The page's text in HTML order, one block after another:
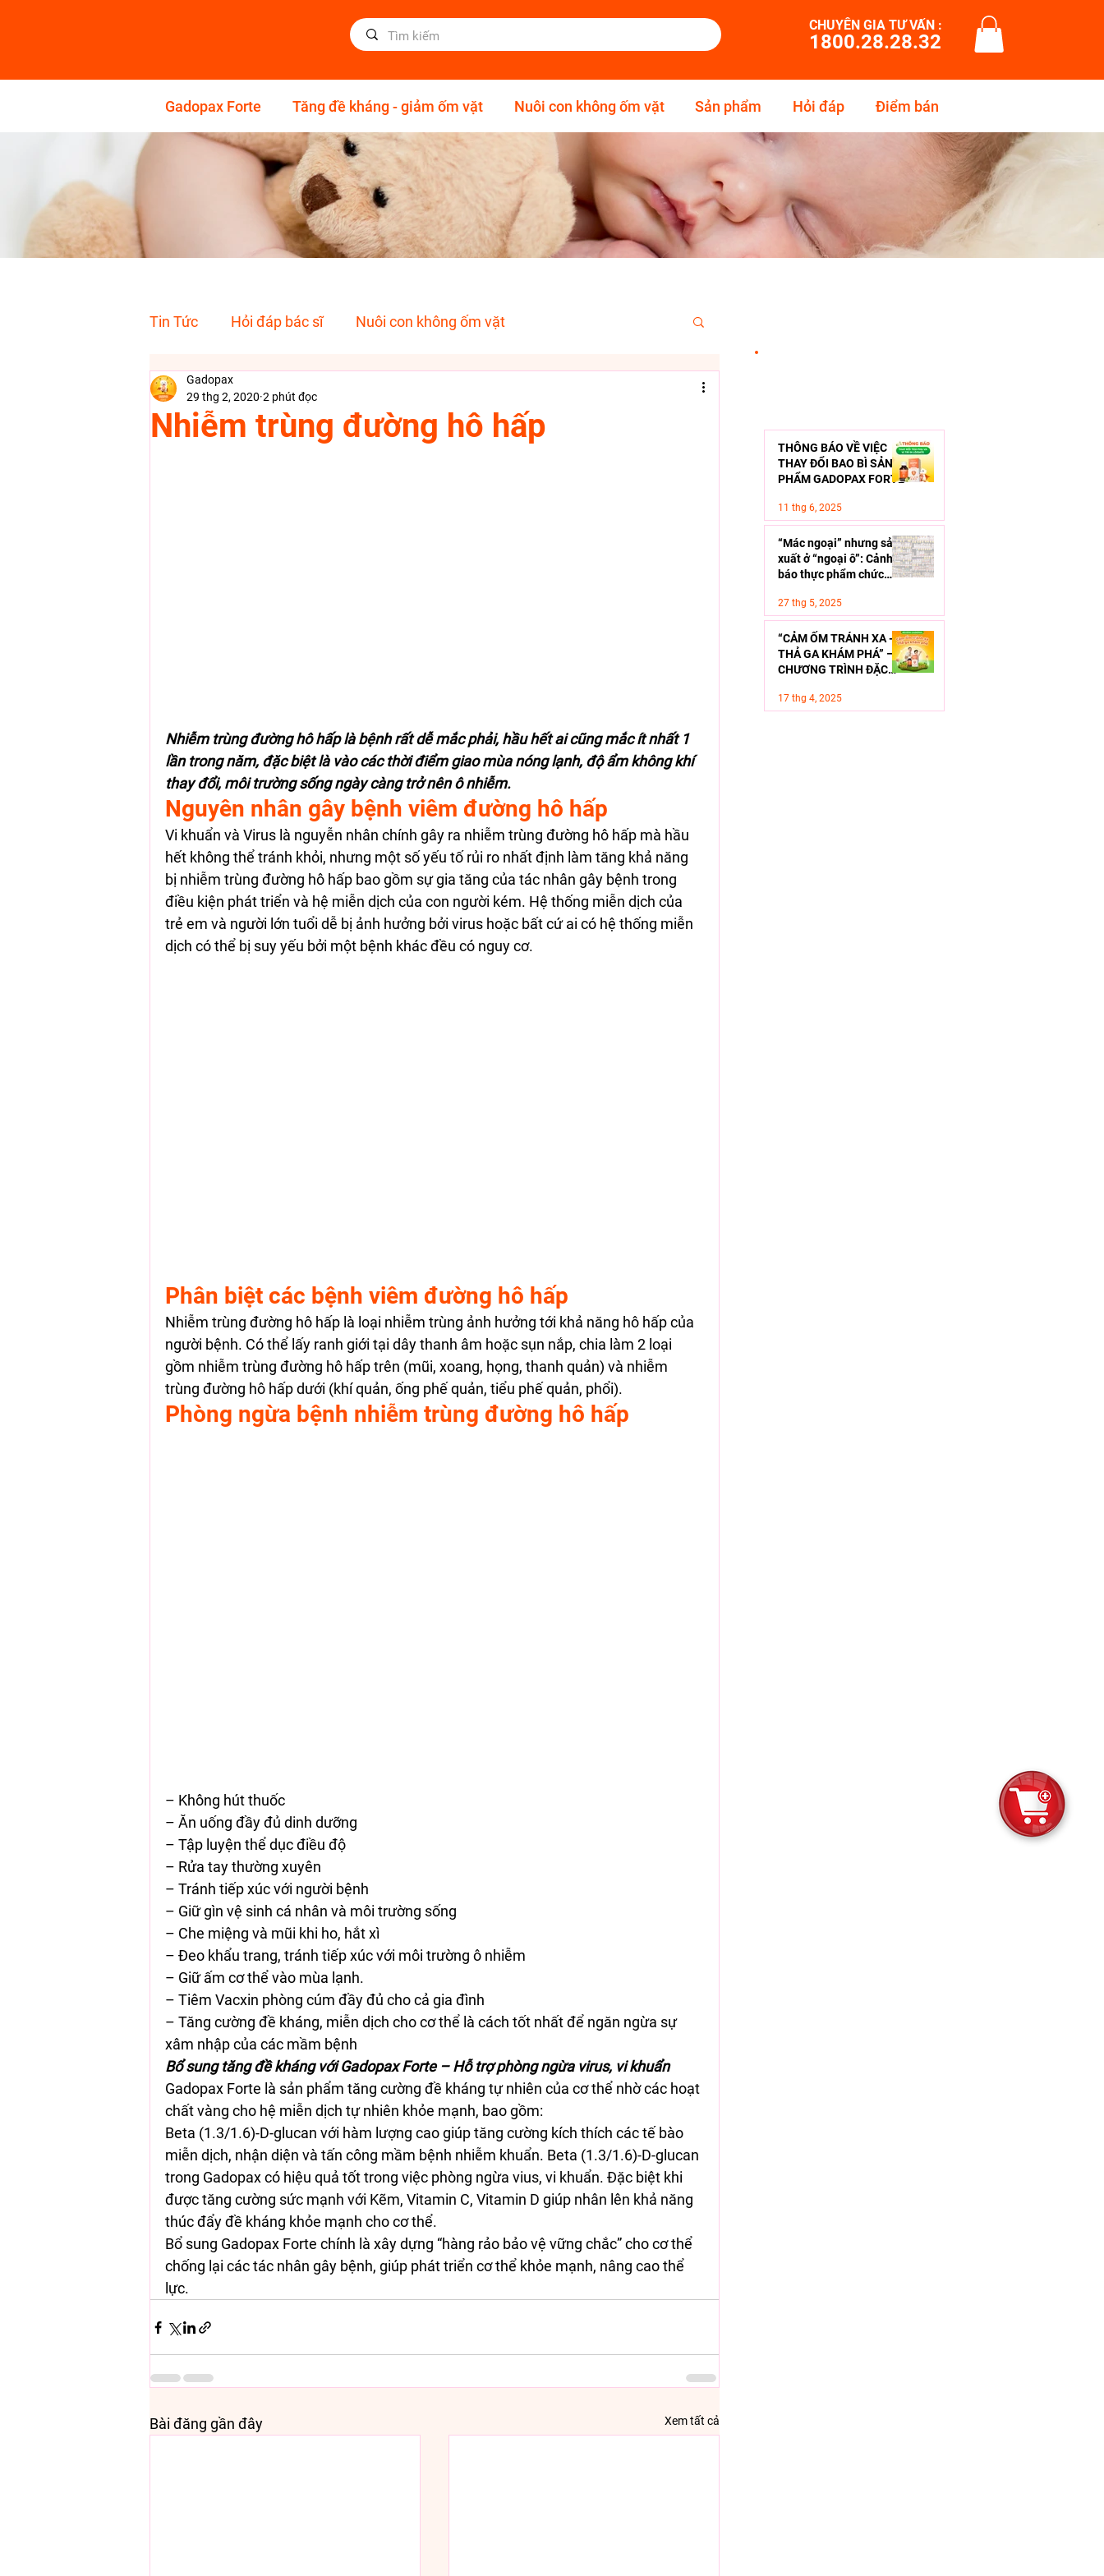
CHUYÊN GIA TƯ VẤN :
1800.28.28.32
Gadopax Forte Tăng đề kháng - giảm ốm vặt Nuôi con không ốm vặt Sản phẩm Hỏi đáp Điểm bán
Tin Tức Hỏi đáp bác sĩ Nuôi con không ốm vặt
Nhiễm trùng đường hô hấp
Gadopax
29 thg 2, 2020 2 phút đọc
Nhiễm trùng đường hô hấp là bệnh rất dễ mắc phải, hầu hết ai cũng mắc ít nhất 1
lần trong năm, đặc biệt là vào các thời điểm giao mùa nóng lạnh, độ ẩm không khí
thay đổi, môi trường sống ngày càng trở nên ô nhiễm.
Nguyên nhân gây bệnh viêm đường hô hấp
Vi khuẩn và Virus là nguyễn nhân chính gây ra nhiễm trùng đường hô hấp mà hầu
hết không thể tránh khỏi, nhưng một số yếu tố rủi ro nhất định làm tăng khả năng
bị nhiễm trùng đường hô hấp bao gồm sự gia tăng của tác nhân gây bệnh trong
điều kiện phát triển và hệ miễn dịch của con người kém. Hệ thống miễn dịch của
trẻ em và người lớn tuổi dễ bị ảnh hưởng bởi virus hoặc bất cứ ai có hệ thống miễn
dịch có thể bị suy yếu bởi một bệnh khác đều có nguy cơ.
Phân biệt các bệnh viêm đường hô hấp
Nhiễm trùng đường hô hấp là loại nhiễm trùng ảnh hưởng tới khả năng hô hấp của
người bệnh. Có thể lấy ranh giới tại dây thanh âm hoặc sụn nắp, chia làm 2 loại
gồm nhiễm trùng đường hô hấp trên (mũi, xoang, họng, thanh quản) và nhiễm
trùng đường hô hấp dưới (khí quản, ống phế quản, tiểu phế quản, phổi).
Phòng ngừa bệnh nhiễm trùng đường hô hấp
– Không hút thuốc
– Ăn uống đầy đủ dinh dưỡng
– Tập luyện thể dục điều độ
– Rửa tay thường xuyên
– Tránh tiếp xúc với người bệnh
– Giữ gìn vệ sinh cá nhân và môi trường sống
– Che miệng và mũi khi ho, hắt xì
– Đeo khẩu trang, tránh tiếp xúc với môi trường ô nhiễm
– Giữ ấm cơ thể vào mùa lạnh.
– Tiêm Vacxin phòng cúm đầy đủ cho cả gia đình
– Tăng cường đề kháng, miễn dịch cho cơ thể là cách tốt nhất để ngăn ngừa sự
xâm nhập của các mầm bệnh
Bổ sung tăng đề kháng với Gadopax Forte – Hỗ trợ phòng ngừa virus, vi khuẩn
Gadopax Forte là sản phẩm tăng cường đề kháng tự nhiên của cơ thể nhờ các hoạt
chất vàng cho hệ miễn dịch tự nhiên khỏe mạnh, bao gồm:
Beta (1.3/1.6)-D-glucan với hàm lượng cao giúp tăng cường kích thích các tế bào
miễn dịch, nhận diện và tấn công mầm bệnh nhiễm khuẩn. Beta (1.3/1.6)-D-glucan
trong Gadopax có hiệu quả tốt trong việc phòng ngừa vius, vi khuẩn. Đặc biệt khi
được tăng cường sức mạnh với Kẽm, Vitamin C, Vitamin D giúp nhân lên khả năng
thúc đẩy đề kháng khỏe mạnh cho cơ thể.
Bổ sung Gadopax Forte chính là xây dựng “hàng rảo bảo vệ vững chắc” cho cơ thể
chống lại các tác nhân gây bệnh, giúp phát triển cơ thể khỏe mạnh, nâng cao thể
lực.
Bài đăng gần đây Xem tất cả
THÔNG BÁO VỀ VIỆC
THAY ĐỔI BAO BÌ SẢN
PHẨM GADOPAX FORTE
11 thg 6, 2025
“Mác ngoại” nhưng sản
xuất ở “ngoại ô”: Cảnh
báo thực phẩm chức
lựa chọn an toàn cho
con?
27 thg 5, 2025
“CẢM ỐM TRÁNH XA -
THẢ GA KHÁM PHÁ” –
CHƯƠNG TRÌNH ĐẶC
THƯỞNG VÔ CÙNG HẤP
17 thg 4, 2025